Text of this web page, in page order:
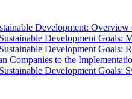
Development:
Development Goals:
Development Goals:
Companies to the
Development Goals: